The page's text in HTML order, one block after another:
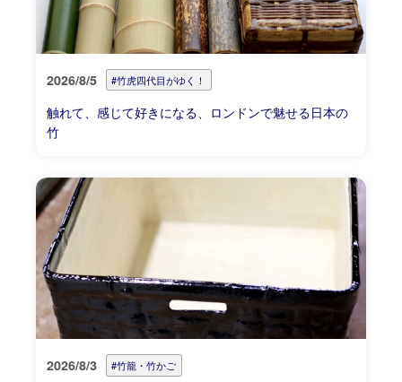
2026/8/5 #竹虎四代目がゆく！
触れて、感じて好きになる、ロンドンで魅せる日本の
竹
2026/8/3 #竹籠・竹かご